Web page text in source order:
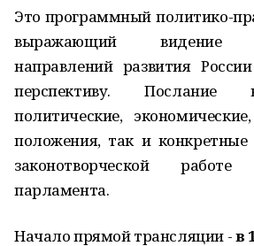
Это программный политико-
выражающий видение
направлений развития
перспективу. Послание
политические,
положения, так и
законотворческой
парламента.
Начало прямой трансляции -в